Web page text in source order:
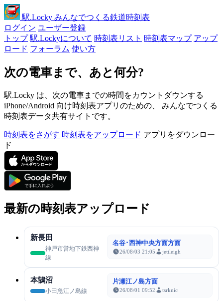
駅.Locky みんなでつくる鉄道時刻表
ログイン ユーザー登録
トップ 駅.Lockyについて 時刻表リスト 時刻表マップ アップ
ロード フォーラム 使い方
次の電車まで、あと何分?
駅.Locky は、次の電車までの時間をカウントダウンする
iPhone/Android 向け時刻表アプリのための、 みんなでつくる
時刻表データ共有サイトです。
時刻表をさがす 時刻表をアップロード アプリをダウンロー
ド
最新の時刻表アップロード
新長田
神戸市営地下鉄西神
線
名谷･西神中央方面方面
26/08/03 21:05 jettleigh
本鵠沼
小田急江ノ島線
片瀬江ノ島方面
26/08/01 09:52 tsrknic